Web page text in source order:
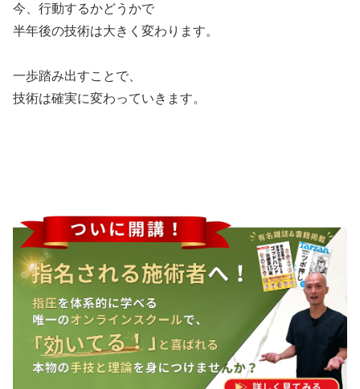
今、行動するかどうかで
半年後の技術は大きく変わります。
一歩踏み出すことで、
技術は確実に変わっていきます。